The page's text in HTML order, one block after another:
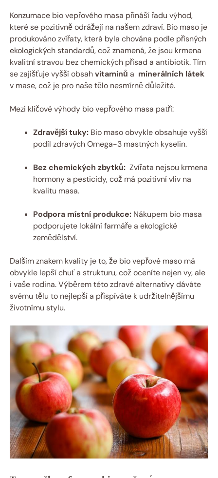
Konzumace bio ‌vepřového ⁤masa přináší ⁢řadu výhod,‍
které se pozitivně‍ odrážejí na našem zdraví. Bio maso je
produkováno zvířaty, která ⁣byla chována podle přísných
ekologických standardů, ⁤což znamená, že jsou krmena
kvalitní stravou bez chemických ⁣přísad ​a antibiotik. Tím⁢
se zajišťuje vyšší obsahvitaminů a ​ minerálních látek
v mase, což je pro naše tělo nesmírně důležité.
Mezi ⁢klíčové výhody bio vepřového masa patří:
Zdravější tuky: Bio maso obvykle obsahuje vyšší
podíl zdravých Omega-3⁣ mastných ‍kyselin.
Bez chemických zbytků: ⁣ Zvířata nejsou krmena
hormony a pesticidy, což má pozitivní vliv na⁢
kvalitu masa.
Podpora​ místní produkce: Nákupem ​bio masa
podporujete lokální farmáře ​a ekologické
zemědělství.
Dalším znakem ⁤kvality‍ je to, ⁤že bio ‌vepřové maso má
obvykle lepší chuť a strukturu, což oceníte nejen vy, ⁢ale
i vaše rodina.⁢ Výběrem‌ této zdravé alternativy dáváte
svému tělu to ‌nejlepší⁣ a‌ přispíváte k udržitelnějšímu
životnímu stylu.